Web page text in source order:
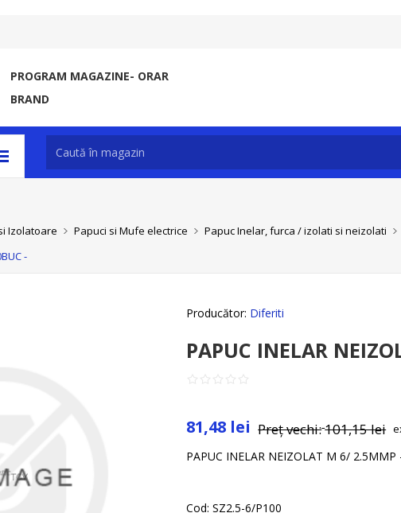
PROGRAM MAGAZINE- ORAR
BRAND
Izolatoare Papuci si Mufe electrice
Papuc Inelar, furca / izolati si neizolati
-
Producător: Diferiti
PAPUC INELAR
81,48 lei Preț vechi:101,15 lei
PAPUC INELAR NEIZOLAT M 6/ 2.5MMP
Cod: SZ2.5-6/P100